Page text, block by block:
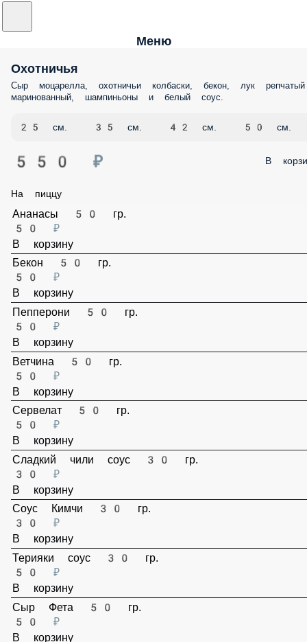
Меню
Охотничья
Сыр моцарелла, охотничьи колбаски, бекон, лук репчатый
маринованный, шампиньоны и белый соус.
25 см. 35 см. 42 см. 50 см.
550 ₽ В
На пиццу
Ананасы 50 гр.
50 ₽
В корзину
50 ₽
В корзину
Пепперони 50 гр.
50 ₽
В корзину
Ветчина 50 гр.
50 ₽
В корзину
Сервелат 50 гр.
50 ₽
В корзину
Сладкий чили соус 30 гр.
30 ₽
В корзину
Соус Кимчи 30 гр.
30 ₽
В корзину